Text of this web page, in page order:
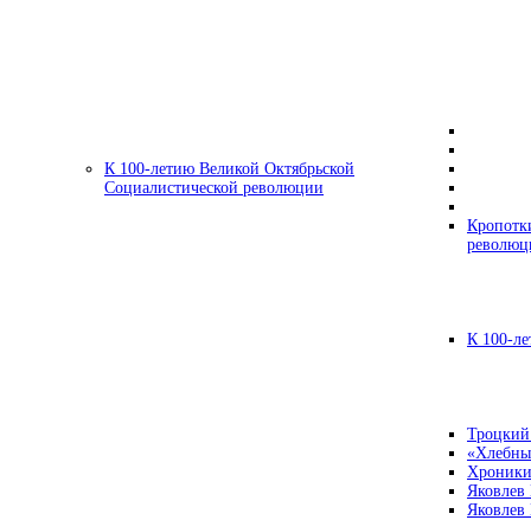
К 100-летию Великой Октябрьской
Социалистической революции
К 100-